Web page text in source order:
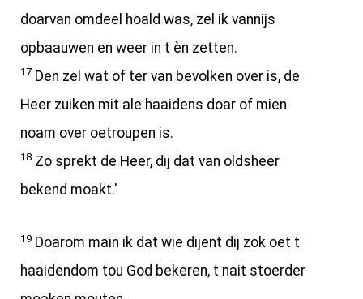
doarvan omdeel hoald was, zel ik vannijs
opbaauwen en weer in t èn zetten.
17 Den zel wat of ter van bevolken over is, de
Heer zuiken mit ale haaidens doar of mien
noam over oetroupen is.
18 Zo sprekt de Heer, dij dat van oldsheer
bekend moakt.'
19 Doarom main ik dat wie dijent dij zok oet t
haaidendom tou God bekeren, t nait stoerder